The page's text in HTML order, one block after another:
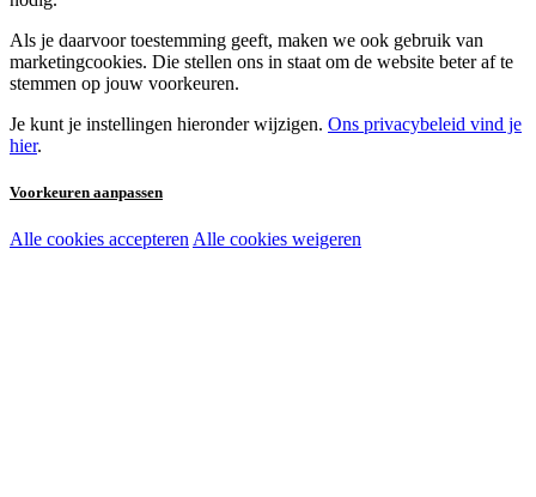
Als je daarvoor toestemming geeft, maken we ook gebruik van
marketingcookies. Die stellen ons in staat om de website beter af te
stemmen op jouw voorkeuren.
Je kunt je instellingen hieronder wijzigen. Ons privacybeleid vind je
hier.
Voorkeuren aanpassen
Noodzakelijke cookies:
Alle cookies accepteren Alle cookies weigeren